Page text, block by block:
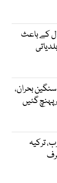
کے باعث
بحران،
ترکیہ